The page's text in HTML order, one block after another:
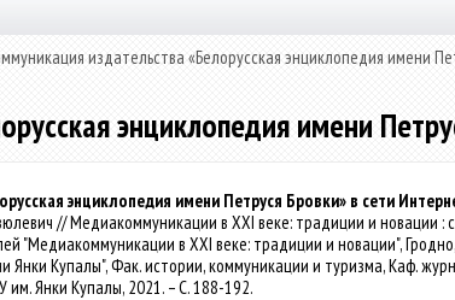
издательства «Белорусская энциклопедия имени
энциклопедия имени
энциклопедия имени Петруся Бровки» в сети
// Медиакоммуникации в XXI веке: традиции и новации
"Медиакоммуникации в XXI веке: традиции и новации",
Янки Купалы", Фак. истории, коммуникации и туризма, Каф.
им. Янки Купалы, 2021. – С. 188-192.